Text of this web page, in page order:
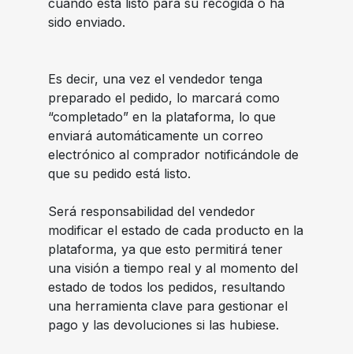
cuando está listo para su recogida o ha
sido enviado.
Es decir, una vez el vendedor tenga
preparado el pedido, lo marcará como
“completado” en la plataforma, lo que
enviará automáticamente un correo
electrónico al comprador notificándole de
que su pedido está listo.
Será responsabilidad del vendedor
modificar el estado de cada producto en la
plataforma, ya que esto permitirá tener
una visión a tiempo real y al momento del
estado de todos los pedidos, resultando
una herramienta clave para gestionar el
pago y las devoluciones si las hubiese.